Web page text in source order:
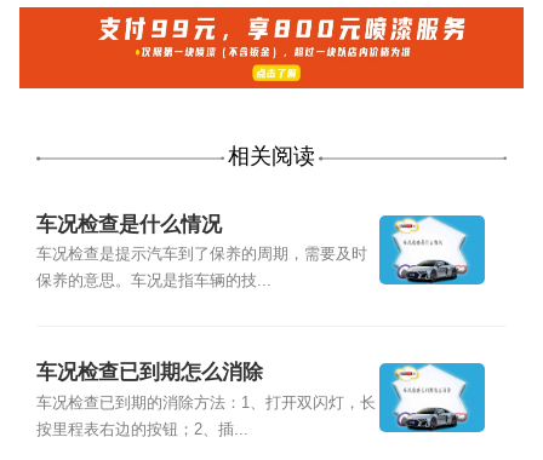
相关阅读
车况检查是什么情况
车况检查是提示汽车到了保养的周期，需要及时
保养的意思。车况是指车辆的技...
车况检查已到期怎么消除
车况检查已到期的消除方法：1、打开双闪灯，长
按里程表右边的按钮；2、插...